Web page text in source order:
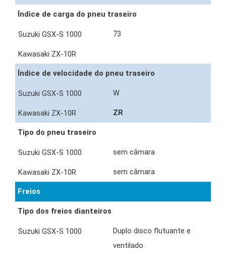
Índice de carga do pneu traseiro
73
Índice de velocidade do pneu traseiro
W
ZR
Tipo do pneu traseiro
sem câmara
sem câmara
Freios
Tipo dos freios dianteiros
Duplo disco flutuante e
ventilado